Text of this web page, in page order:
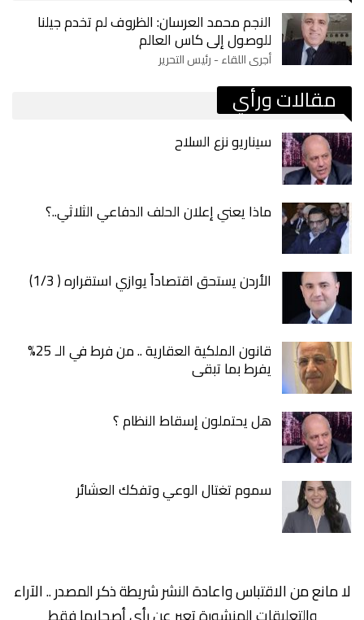
النجم محمد العرسان: الظروف لم تخدم جيلنا
للوصول إلى كاس العالم
أجرى اللقاء - رئيس التحرير
مقالات ورأي
سيناريو نزع السلاح
ماذا يعني إعلان الحلف الدفاعي الثلاثي..؟
الأردن يستحق اقتصاداً يوازي استقراره ( 1/3)
قانون الملكية العقارية .. من فرط في الـ 25%
يفرط بما تبقى
هل يحتملون إسقاط النظام ؟
سموم تغتال الوعي وتفكك العشائر
لا مانع من الاقتباس واعادة النشر شريطة ذكر المصدر .. الآراء